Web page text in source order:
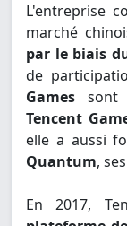
L'entreprise
marché
par le biais
de
Games sont
Tencent
elle a aussi
Quantum,
En 2017,